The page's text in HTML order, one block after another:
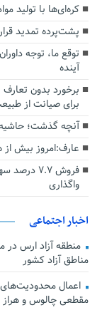
کره‌ای‌ها با تولید
پشت‌پرده تمدید
توقع ما، توجه
آینده
برخورد بدون
برای صیانت از
آنچه گذشت؛
عارف:امروز بیش از
فروش ۷.۷
واگذاری
اخبار اجتماعی
منطقه آزاد ارس
مناطق آزاد کشور
اعمال محدودیت‌های
مقطعی چالوس و هراز